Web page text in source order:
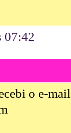
07:42
o e-